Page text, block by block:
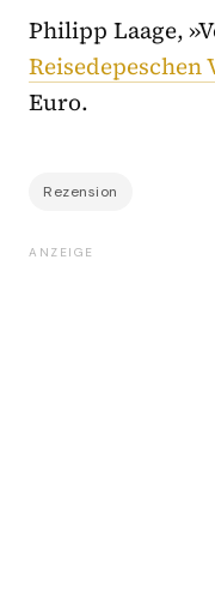
Philipp Laage,
Reisedepeschen
Euro.
Rezension
ANZEIGE